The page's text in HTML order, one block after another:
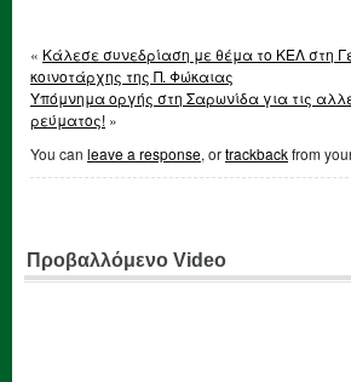
« Κάλεσε συνεδρίαση με θέμα το ΚΕΛ στη
κοινοτάρχης της Π. Φώκαιας
Υπόμνημα οργής στη Σαρωνίδα για τις
ρεύματος! »
You can leave a response, ortrackbackfrom
Προβαλλόμενο Video